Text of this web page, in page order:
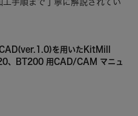
を用いたKitMill
、BT200 用CAD/CAM マニュ